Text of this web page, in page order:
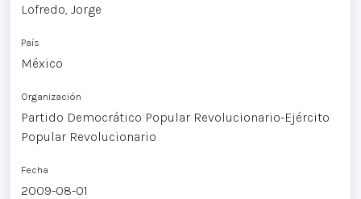
Lofredo, Jorge
País
México
Organización
Partido Democrático Popular Revolucionario-Ejército
Popular Revolucionario
Fecha
2009-08-01